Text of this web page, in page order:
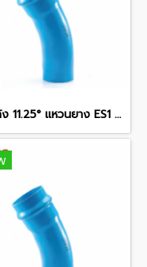
ข้อโค้ง 11.25° แหวนยาง ES1 SCG ขนาด 400 มม. (16 นิ้ว ) ชั้น 13.5